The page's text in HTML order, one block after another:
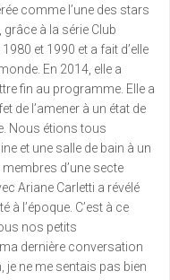
comme l’une des stars
à la série Club
et 1990 et a fait d’elle
En 2014, elle a
fin au programme. Elle a
de l’amener à un état de
Nous étions tous
et une salle de bain à un
d’une secte
Ariane Carletti a révélé
à l’époque. C’est à ce
nos petits
dernière conversation
je ne me sentais pas bien